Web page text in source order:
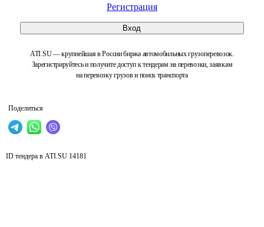
Регистрация
Вход
ATI.SU — крупнейшая в России биржа автомобильных грузоперевозок.
Зарегистрируйтесь и получите доступ к тендерам на перевозки, заявкам
на перевозку грузов и поиск транспорта
Поделиться
ID тендера в ATI.SU 14181